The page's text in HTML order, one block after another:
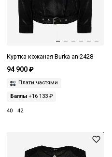
Куртка кожаная Burka an-2428
94 900 ₽
Плати частями
Баллы +16 133 ₽
40 42